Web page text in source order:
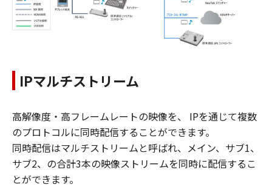
IPマルチストリーム
高解像度・高フレームレートの映像を、 IPを通じて複数
のプロトコルに同時配信することができます。
同時配信はマルチストリームと呼ばれ、メイン、サブ1、
サブ2、の合計3本の映像ストリームを同時に配信するこ
とができます。